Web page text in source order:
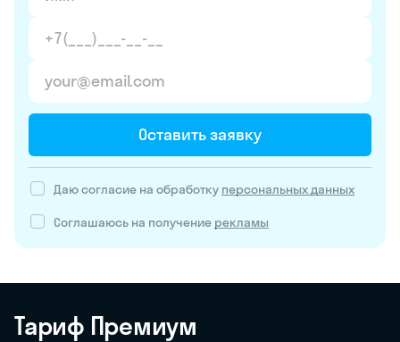
Оставить заявку
Даю согласие на обработку персональных данных
Соглашаюсь на получение рекламы
Тариф Премиум